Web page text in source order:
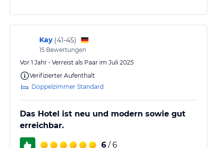
Kay (41-45)
15 Bewertungen
Vor 1 Jahr • Verreist als Paar im Juli 2025
Verifizierter Aufenthalt
Doppelzimmer Standard
Das Hotel ist neu und modern sowie gut
erreichbar.
6 / 6